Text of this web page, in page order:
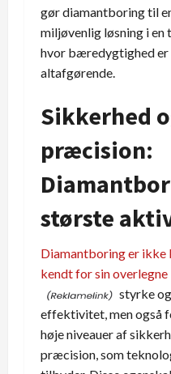
gør diamantboring til
miljøvenlig løsning i en
hvor bæredygtighed er
altafgørende.
Sikkerhed
præcision:
største
Diamantboring er ikke
kendt for sin overlegne
styrke og
effektivitet, men også
høje niveauer af
præcision, som